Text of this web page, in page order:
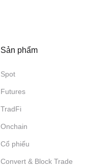
Sản phẩm
Spot
Futures
TradFi
Onchain
Cổ phiếu
Convert & Block Trade